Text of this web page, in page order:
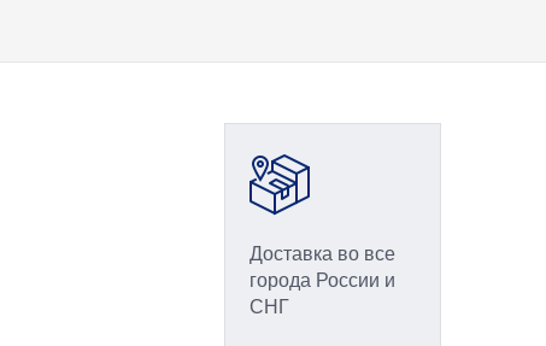
Доставка во все
города России и
СНГ